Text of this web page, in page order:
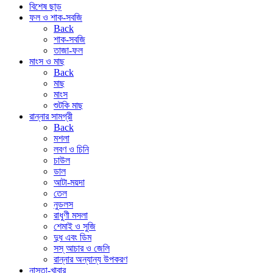
বিশেষ ছাড়
ফল ও শাক-সবজি
Back
শাক-সবজি
তাজা-ফল
মাংস ও মাছ
Back
মাছ
মাংস
শুটকি মাছ
রান্নার সামগ্রী
Back
মশলা
লবণ ও চিনি
চাউল
ডাল
আটা-ময়দা
তেল
নুডলস
রাধুণী মসলা
শেমাই ও সুজি
দুধ এবং ডিম
সস্ আচার ও জেলি
রান্নার অন্যান্য উপকরণ
নাস্তা-খাবার